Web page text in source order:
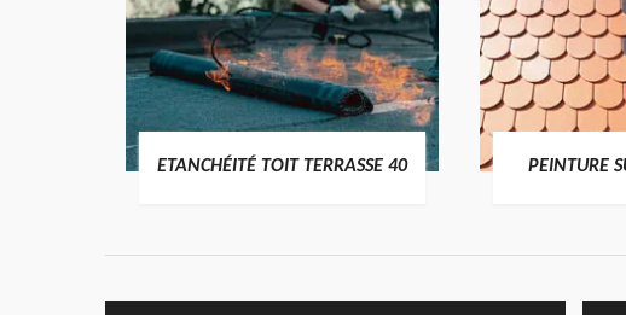
ETANCHÉITÉ TOIT TERRASSE 40 PEINTURE